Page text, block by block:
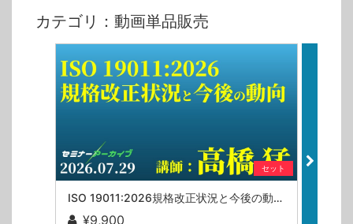
カテゴリ：動画単品販売
セット
ISO 19011:2026規格改正状況と今後の動向／高橋猛【セミナーアーカイブ】
¥9,900